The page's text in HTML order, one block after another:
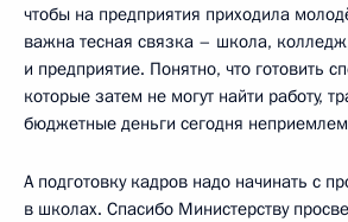
чтобы на предприятия приходила
важна тесная связка – школа,
и предприятие. Понятно, что готовить
которые затем не могут найти работу,
бюджетные деньги сегодня
А подготовку кадров надо начинать с
в школах. Спасибо Министерству